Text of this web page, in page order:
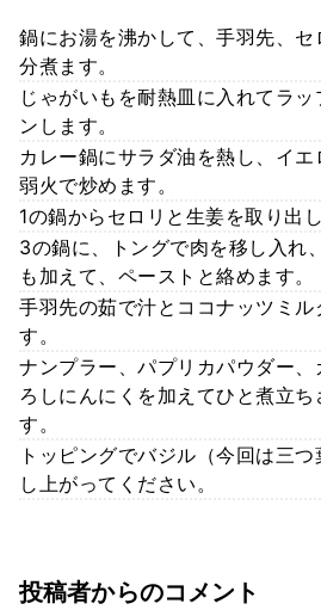
鍋にお湯を沸かして、手羽先、
分煮ます。
じゃがいもを耐熱皿に入れてラ
ンします。
カレー鍋にサラダ油を熱し、イ
弱火で炒めます。
1の鍋からセロリと生姜を取り出し
3の鍋に、トングで肉を移し入れ
も加えて、ペーストと絡めます。
手羽先の茹で汁とココナッツミル
す。
ナンプラー、パプリカパウダー
ろしにんにくを加えてひと煮立
す。
トッピングでバジル（今回は三
し上がってください。
投稿者からのコメント